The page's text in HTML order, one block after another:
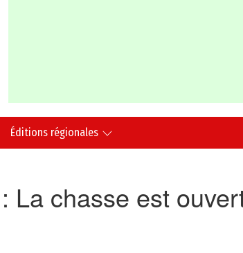
Éditions régionales
La chasse est